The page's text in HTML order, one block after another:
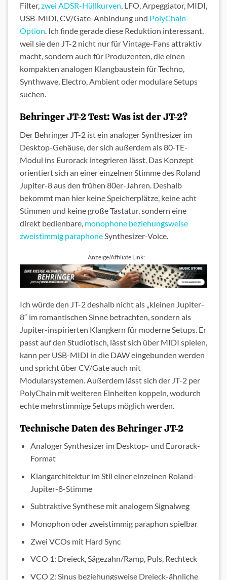
Filter,zwei ADSR-Hüllkurven, LFO, Arpeggiator, MIDI,
USB-MIDI, CV/Gate-Anbindung und PolyChain-
Option. Ich finde gerade diese Reduktion interessant,
weil sie den JT-2 nicht nur für Vintage-Fans attraktiv
macht, sondern auch für Produzenten, die einen
kompakten analogen Klangbaustein für Techno,
Synthwave, Electro, Ambient oder modulare Setups
suchen.
Behringer JT-2 Test: Was ist der JT-2?
Der Behringer JT-2 ist ein analoger Synthesizer im
Desktop-Gehäuse, der sich außerdem als 80-TE-
Modul ins Eurorack integrieren lässt. Das Konzept
orientiert sich an einer einzelnen Stimme des Roland
Jupiter-8 aus den frühen 80er-Jahren. Deshalb
bekommt man hier keine Speicherplätze, keine acht
Stimmen und keine große Tastatur, sondern eine
direkt bedienbare, monophone beziehungsweise
zweistimmig paraphone Synthesizer-Voice.
Anzeige/Affiliate Link:
Ich würde den JT-2 deshalb nicht als „kleinen Jupiter-
8“ im romantischen Sinne betrachten, sondern als
Jupiter-inspirierten Klangkern für moderne Setups. Er
passt auf den Studiotisch, lässt sich über MIDI spielen,
kann per USB-MIDI in die DAW eingebunden werden
und spricht über CV/Gate auch mit
Modularsystemen. Außerdem lässt sich der JT-2 per
PolyChain mit weiteren Einheiten koppeln, wodurch
echte mehrstimmige Setups möglich werden.
Technische Daten des Behringer JT-2
Analoger Synthesizer im Desktop- und Eurorack-
Format
Klangarchitektur im Stil einer einzelnen Roland-
Jupiter-8-Stimme
Subtraktive Synthese mit analogem Signalweg
Monophon oder zweistimmig paraphon spielbar
Zwei VCOs mit Hard Sync
VCO 1: Dreieck, Sägezahn/Ramp, Puls, Rechteck
VCO 2: Sinus beziehungsweise Dreieck-ähnliche